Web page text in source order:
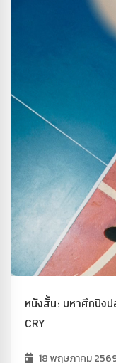
หนังสั้น: มหาศึกปิงป
CRY
18 พฤษภาคม